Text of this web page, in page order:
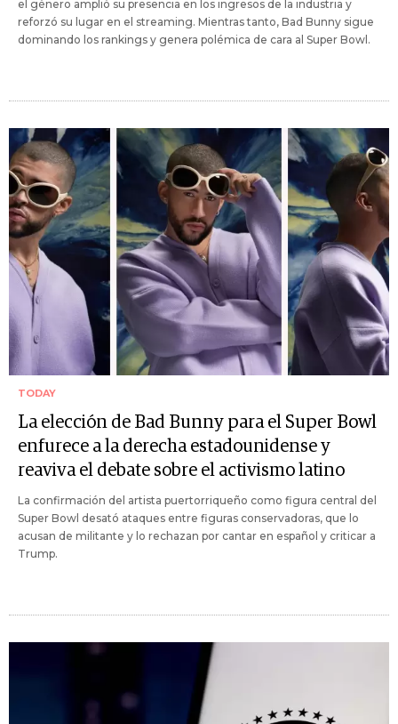
el género amplió su presencia en los ingresos de la industria y
reforzó su lugar en el streaming. Mientras tanto, Bad Bunny sigue
dominando los rankings y genera polémica de cara al Super Bowl.
TODAY
La elección de Bad Bunny para el Super Bowl
enfurece a la derecha estadounidense y
reaviva el debate sobre el activismo latino
La confirmación del artista puertorriqueño como figura central del
Super Bowl desató ataques entre figuras conservadoras, que lo
acusan de militante y lo rechazan por cantar en español y criticar a
Trump.